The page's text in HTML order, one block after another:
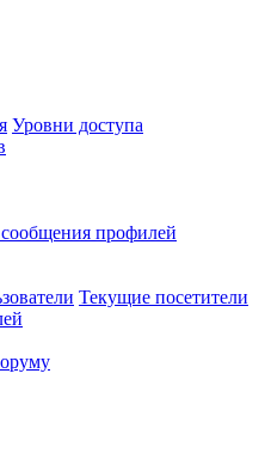
Уровни доступа
профилей
Текущие посетители